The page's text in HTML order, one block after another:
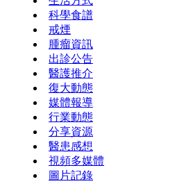
科學食譜
戒煙
腫瘤資訊
出診公告
醫護推介
復大動態
媒體報導
行業動態
分享資源
醫患感想
視頻多媒體
圖片記錄